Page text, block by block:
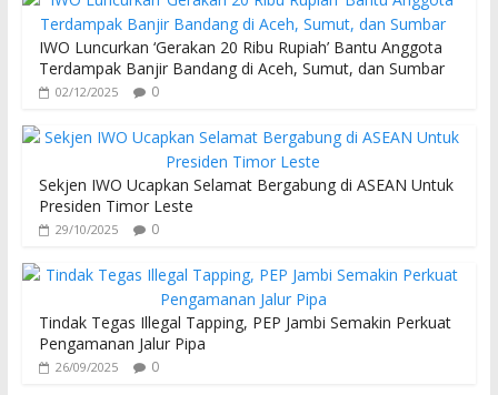
IWO Luncurkan ‘Gerakan 20 Ribu Rupiah’ Bantu Anggota
Terdampak Banjir Bandang di Aceh, Sumut, dan Sumbar
02/12/2025 0
Sekjen IWO Ucapkan Selamat Bergabung di ASEAN Untuk
Presiden Timor Leste
29/10/2025 0
Tindak Tegas Illegal Tapping, PEP Jambi Semakin Perkuat
Pengamanan Jalur Pipa
26/09/2025 0